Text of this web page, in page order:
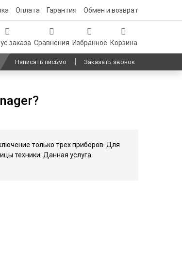
Оплата Гарантия Обмен и возврат
заказа Сравнения Избранное Корзина
Написать письмо Заказать звонок
только трех приборов. Для
техники. Данная услуга